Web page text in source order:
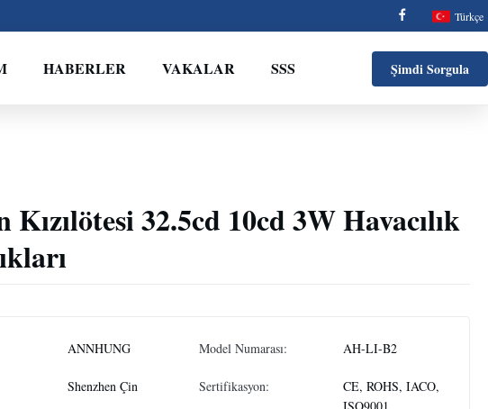
Türkçe
HABERLER VAKALAR SSS Şimdi Sorgula
32.5cd 10cd 3W Havacılık
ANNHUNG Model Numarası: AH-LI-B2
Shenzhen Çin Sertifikasyon:
CE, ROHS, IACO,